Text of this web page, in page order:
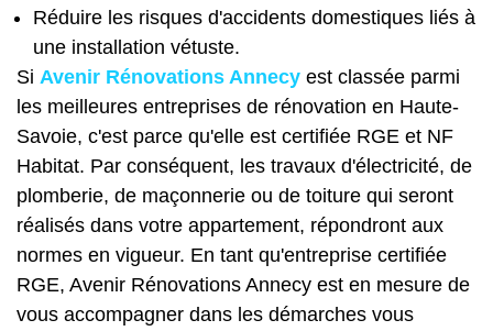
Réduire les risques d'accidents domestiques liés à
une installation vétuste.
Si Avenir Rénovations Annecy est classée parmi
les meilleures entreprises de rénovation en Haute-
Savoie, c'est parce qu'elle est certifiée RGE et NF
Habitat. Par conséquent, les travaux d'électricité, de
plomberie, de maçonnerie ou de toiture qui seront
réalisés dans votre appartement, répondront aux
normes en vigueur. En tant qu'entreprise certifiée
RGE, Avenir Rénovations Annecy est en mesure de
vous accompagner dans les démarches vous